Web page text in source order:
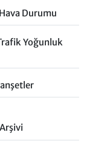
Durumu
Yoğunluk